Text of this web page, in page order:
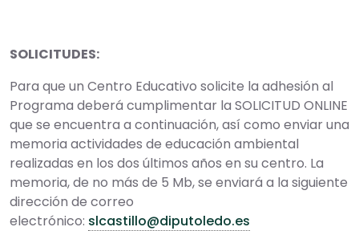
SOLICITUDES:
Para que un Centro Educativo solicite la adhesión al
Programa deberá cumplimentar la SOLICITUD ONLINE
que se encuentra a continuación, así como enviar una
memoria actividades de educación ambiental
realizadas en los dos últimos años en su centro. La
memoria, de no más de 5 Mb, se enviará a la siguiente
dirección de correo
electrónico: slcastillo@diputoledo.es